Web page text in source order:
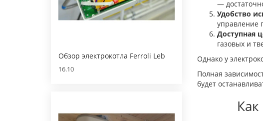
Обзор электрокотла Ferroli Leb
16.10
—
Удобство
управление
Доступная
газовых и
Однако у
Полная
будет